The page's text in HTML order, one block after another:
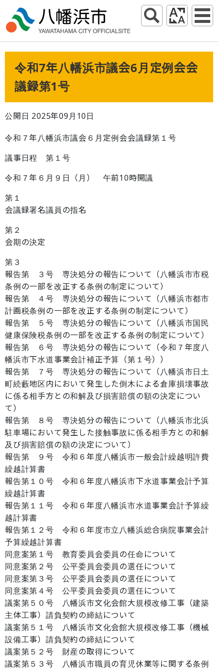
令和7年八幡浜市議会6月定例会会
議録第1号
公開日 2025年09月10日
令和７年八幡浜市議会６月定例会会議録第１号
議事日程 第１号
令和７年６月９日（月） 午前10時開議
第１
会議録署名議員の指名
第２
会期の決定
第３
報告第 ３号 専決処分の報告について（八幡浜市市税
条例の一部を改正する条例の制定について）
報告第 ４号 専決処分の報告について（八幡浜市都市
計画税条例の一部を改正する条例の制定について）
報告第 ５号 専決処分の報告について（八幡浜市国民
健康保険税条例の一部を改正する条例の制定について）
報告第 ６号 専決処分の報告について（令和７年度八
幡浜市下水道事業会計補正予算（第１号））
報告第 ７号 専決処分の報告について（八幡浜市日土
町続藪地区内において発生した倒木による倉庫損壊事故
に係る相手方との和解及び損害賠償の額の決定につい
て）
報告第 ８号 専決処分の報告について（八幡浜市北浜
駐車場において発生した接触事故に係る相手方との和解
及び損害賠償の額の決定について）
報告第 ９号 令和６年度八幡浜市一般会計繰越明許費
繰越計算書
報告第１０号 令和６年度八幡浜市下水道事業会計予算
繰越計算書
報告第１１号 令和６年度八幡浜市水道事業会計予算繰
越計算書
報告第１２号 令和６年度市立八幡浜総合病院事業会計
予算繰越計算書
同意案第１号 教育委員会委員の任命について
同意案第２号 公平委員会委員の選任について
同意案第３号 公平委員会委員の選任について
同意案第４号 公平委員会委員の選任について
議案第５０号 八幡浜市文化会館大規模改修工事（建築
主体工事）請負契約の締結について
議案第５１号 八幡浜市文化会館大規模改修工事（機械
設備工事）請負契約の締結について
議案第５２号 財産の取得について
議案第５３号 八幡浜市職員の育児休業等に関する条例